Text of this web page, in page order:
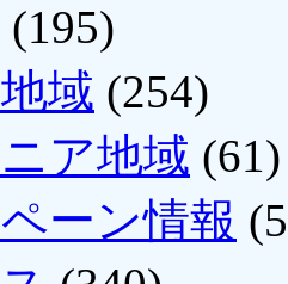
(195)
域 (254)
ア地域 (61)
ーン情報